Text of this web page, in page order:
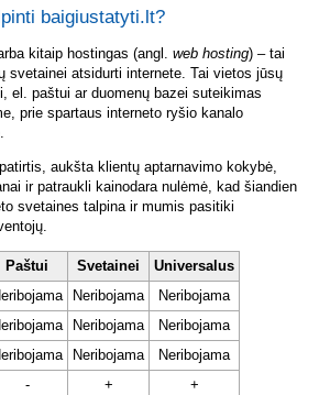
baigiustatyti.lt?
kitaip hostingas (angl. web hosting) – tai
svetainei atsidurti internete. Tai vietos jūsų
el. paštui ar duomenų bazei suteikimas
prie spartaus interneto ryšio kanalo
aukšta klientų aptarnavimo kokybė,
ir patraukli kainodara nulėmė, kad šiandien
svetaines talpina ir mumis pasitiki
Paštui Svetainei
Universalus
Neribojama
Neribojama
Neribojama
Neribojama
Neribojama
Neribojama
- +
+